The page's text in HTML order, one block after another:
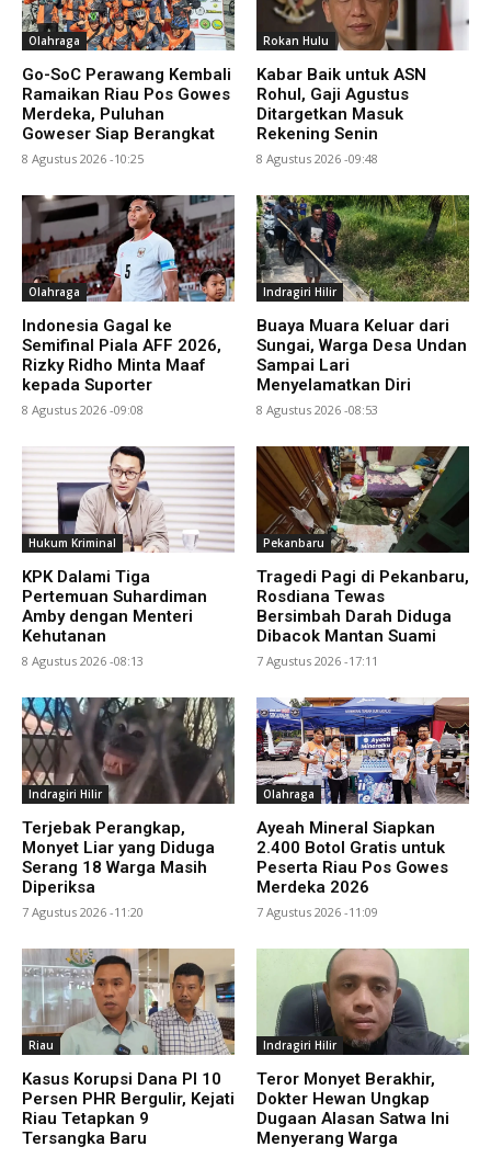
Olahraga
Go-SoC Perawang Kembali
Ramaikan Riau Pos Gowes
Merdeka, Puluhan
Goweser Siap Berangkat
8 Agustus 2026 -10:25
Rokan Hulu
Kabar Baik untuk ASN
Rohul, Gaji Agustus
Ditargetkan Masuk
Rekening Senin
8 Agustus 2026 -09:48
Olahraga
Indonesia Gagal ke
Semifinal Piala AFF 2026,
Rizky Ridho Minta Maaf
kepada Suporter
8 Agustus 2026 -09:08
Indragiri Hilir
Buaya Muara Keluar dari
Sungai, Warga Desa Undan
Sampai Lari
Menyelamatkan Diri
8 Agustus 2026 -08:53
Hukum Kriminal
KPK Dalami Tiga
Pertemuan Suhardiman
Amby dengan Menteri
Kehutanan
8 Agustus 2026 -08:13
Pekanbaru
Tragedi Pagi di Pekanbaru,
Rosdiana Tewas
Bersimbah Darah Diduga
Dibacok Mantan Suami
7 Agustus 2026 -17:11
Indragiri Hilir
Terjebak Perangkap,
Monyet Liar yang Diduga
Serang 18 Warga Masih
Diperiksa
7 Agustus 2026 -11:20
Olahraga
Ayeah Mineral Siapkan
2.400 Botol Gratis untuk
Peserta Riau Pos Gowes
Merdeka 2026
7 Agustus 2026 -11:09
Riau
Kasus Korupsi Dana PI 10
Persen PHR Bergulir, Kejati
Riau Tetapkan 9
Tersangka Baru
Indragiri Hilir
Teror Monyet Berakhir,
Dokter Hewan Ungkap
Dugaan Alasan Satwa Ini
Menyerang Warga